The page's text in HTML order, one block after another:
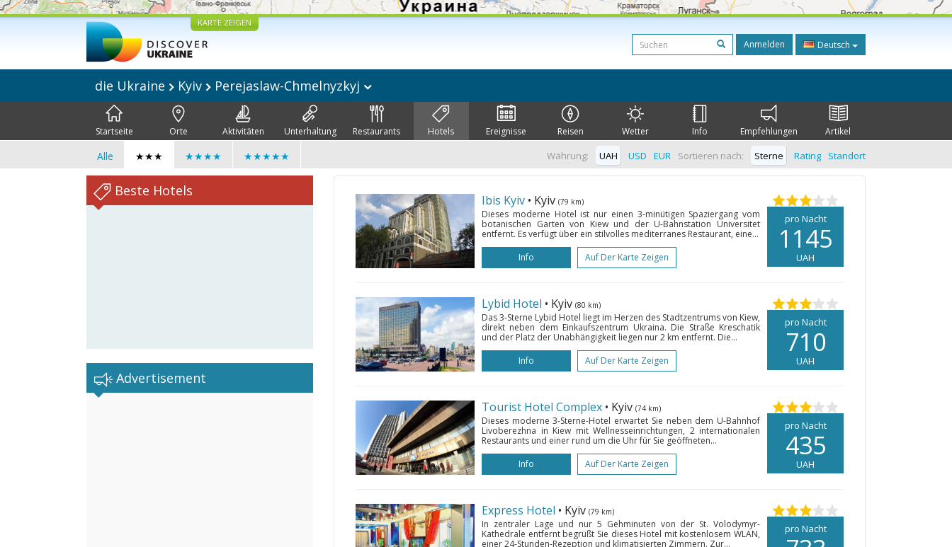
KARTE ZEIGEN
Anmelden Deutsch
die Ukraine Kyiv Perejaslaw-Chmelnyzkyj
Startseite Orte Aktivitäten Unterhaltung Restaurants Hotels Ereignisse Reisen Wetter Info Empfehlungen Artikel
Alle ★★★ ★★★★ ★★★★★ Sortieren nach: Sterne Rating Standort
Währung: UAH USD EUR
Beste Hotels
Advertisement
pro Nacht
1145
UAH
Ibis Kyiv • Kyiv (79 km)
Dieses moderne Hotel ist nur einen 3-minütigen Spaziergang vom
botanischen Garten von Kiew und der U-Bahnstation Universitet
entfernt. Es verfügt über ein stilvolles mediterranes Restaurant, eine...
Info
Auf Der Karte Zeigen
pro Nacht
710
UAH
Lybid Hotel • Kyiv (80 km)
Das 3-Sterne Lybid Hotel liegt im Herzen des Stadtzentrums von Kiew,
direkt neben dem Einkaufszentrum Ukraina. Die Straße Kreschatik
und der Platz der Unabhängigkeit liegen nur 2 km entfernt. Die...
Info
Auf Der Karte Zeigen
pro Nacht
435
UAH
Tourist Hotel Complex • Kyiv (74 km)
Dieses moderne 3-Sterne-Hotel erwartet Sie neben dem U-Bahnhof
Livoberezhna in Kiew mit Wellnesseinrichtungen, 2 internationalen
Restaurants und einer rund um die Uhr für Sie geöffneten...
Info
Auf Der Karte Zeigen
pro Nacht
Express Hotel • Kyiv (79 km)
In zentraler Lage und nur 5 Gehminuten von der St. Volodymyr-
Kathedrale entfernt begrüßt Sie dieses Hotel mit kostenlosem WLAN,
einer 24-Stunden-Rezeption und klimatisierten Zimmern. Zur...